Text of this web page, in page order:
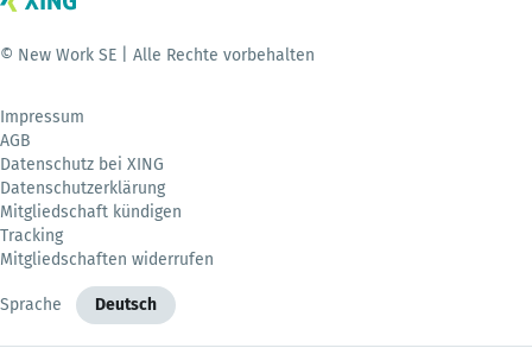
© New Work SE | Alle Rechte vorbehalten
Impressum
AGB
Datenschutz bei XING
Datenschutzerklärung
Mitgliedschaft kündigen
Tracking
Mitgliedschaften widerrufen
Sprache Deutsch